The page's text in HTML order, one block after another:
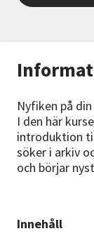
Nyfiken på
I den här
introduktion
söker i arkiv
och börjar
Innehåll